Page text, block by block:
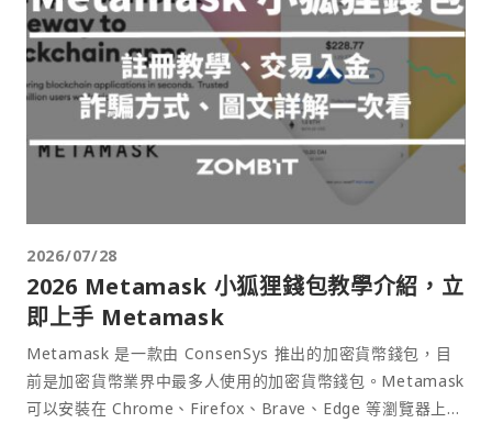
2026/07/28
2026 Metamask 小狐狸錢包教學介紹，立
即上手 Metamask
Metamask 是一款由 ConsenSys 推出的加密貨幣錢包，目
前是加密貨幣業界中最多人使用的加密貨幣錢包。Metamask
可以安裝在 Chrome、Firefox、Brave、Edge 等瀏覽器上作